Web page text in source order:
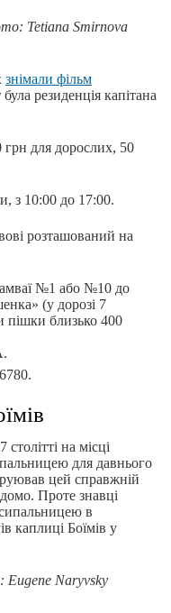
: Tetiana Smirnova
знімали фільм
резиденція капітана
грн для дорослих, 50
з 10:00 до 17:00.
розташований на
№1 або №10 до
(у дорозі 7
пішки близько 400
на місці
для давнього
цей справжній
Проте знавці
в
каплиці Боїмів у
: Eugene Naryvsky